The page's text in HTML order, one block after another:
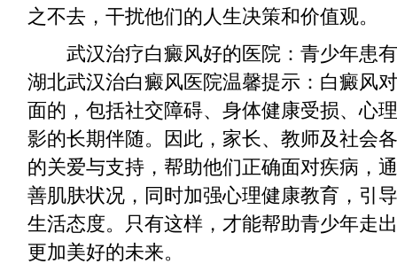
之不去，干扰他们的人生决策和价值观。
武汉治疗白癜风好的医院：青少年患有
湖北武汉治白癜风医院温馨提示：白癜风
面的，包括社交障碍、身体健康受损、心
影的长期伴随。因此，家长、教师及社会
的关爱与支持，帮助他们正确面对疾病，
善肌肤状况，同时加强心理健康教育，引
生活态度。只有这样，才能帮助青少年走
更加美好的未来。